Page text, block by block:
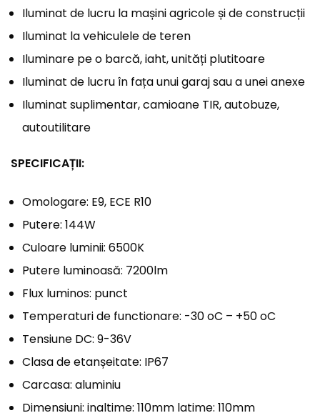
Iluminat de lucru la mașini agricole și de construcții
Iluminat la vehiculele de teren
Iluminare pe o barcă, iaht, unități plutitoare
Iluminat de lucru în fața unui garaj sau a unei anexe
Iluminat suplimentar, camioane TIR, autobuze,
autoutilitare
SPECIFICAȚII:
Omologare: E9, ECE R10
Putere: 144W
Culoare luminii: 6500K
Putere luminoasă: 7200lm
Flux luminos: punct
Temperaturi de functionare: -30 oC – +50 oC
Tensiune DC: 9-36V
Clasa de etanșeitate: IP67
Carcasa: aluminiu
Dimensiuni: inaltime: 110mm latime: 110mm